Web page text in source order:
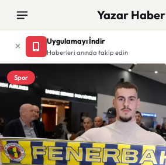
Yazar Haber
Uygulamayı İndir
Haberleri anında takip edin
Spor